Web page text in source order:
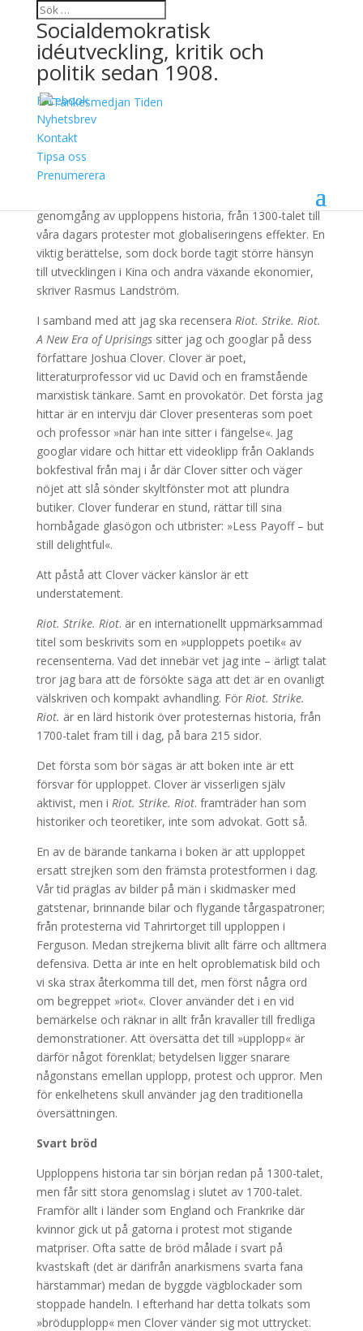
Socialdemokratisk
idéutveckling, kritik och
politik sedan 1908.
Facebook
Nyhetsbrev
Kontakt
Tipsa oss
Prenumerera
När folket gör revolt
3 oktober, 2016
genomgång av upploppens historia, från 1300-talet till
våra dagars protester mot globaliseringens effekter. En
viktig berättelse, som dock borde tagit större hänsyn
till utvecklingen i Kina och andra växande ekonomier,
skriver Rasmus Landström.
I samband med att jag ska recensera Riot. Strike. Riot.
A New Era of Uprisingssitter jag och googlar på dess
författare Joshua Clover. Clover är poet,
litteraturprofessor vid uc David och en framstående
marxistisk tänkare. Samt en provokatör. Det första jag
hittar är en intervju där Clover presenteras som poet
och professor »när han inte sitter i fängelse«. Jag
googlar vidare och hittar ett videoklipp från Oaklands
bokfestival från maj i år där Clover sitter och väger
nöjet att slå sönder skyltfönster mot att plundra
butiker. Clover funderar en stund, rättar till sina
hornbågade glasögon och utbrister: »Less Payoff – but
still delightful«.
Att påstå att Clover väcker känslor är ett
understatement.
Riot. Strike. Riot. är en internationellt uppmärksammad
titel som beskrivits som en »upploppets poetik« av
recensenterna. Vad det innebär vet jag inte – ärligt talat
tror jag bara att de försökte säga att det är en ovanligt
välskriven och kompakt avhandling. För Riot. Strike.
Riot. är en lärd historik över protesternas historia, från
1700-talet fram till i dag, på bara 215 sidor.
Det första som bör sägas är att boken inte är ett
försvar för upploppet. Clover är visserligen själv
aktivist, men i Riot. Strike. Riot. framträder han som
historiker och teoretiker, inte som advokat. Gott så.
En av de bärande tankarna i boken är att upploppet
ersatt strejken som den främsta protestformen i dag.
Vår tid präglas av bilder på män i skidmasker med
gatstenar, brinnande bilar och flygande tårgaspatroner;
från protesterna vid Tahrirtorget till upploppen i
Ferguson. Medan strejkerna blivit allt färre och alltmera
defensiva. Detta är inte en helt oproblematisk bild och
vi ska strax återkomma till det, men först några ord
om begreppet »riot«. Clover använder det i en vid
bemärkelse och räknar in allt från kravaller till fredliga
demonstrationer. Att översätta det till »upplopp« är
därför något förenklat; betydelsen ligger snarare
någonstans emellan upplopp, protest och uppror. Men
för enkelhetens skull använder jag den traditionella
översättningen.
Svart bröd
Upploppens historia tar sin början redan på 1300-talet,
men får sitt stora genomslag i slutet av 1700-talet.
Framför allt i länder som England och Frankrike där
kvinnor gick ut på gatorna i protest mot stigande
matpriser. Ofta satte de bröd målade i svart på
kvastskaft (det är därifrån anarkismens svarta fana
härstammar) medan de byggde vägblockader som
stoppade handeln. I efterhand har detta tolkats som
»brödupplopp« men Clover vänder sig mot uttrycket.